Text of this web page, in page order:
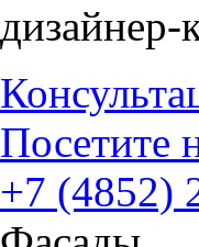
дизайнер-
Посетите
+7 (4852)